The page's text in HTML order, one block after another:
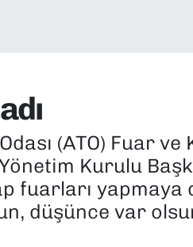
(ATO) Fuar ve
Kurulu
fuarları
düşünce var